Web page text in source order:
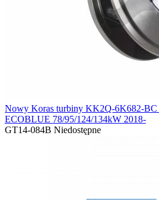
Nowy Koras turbiny KK2Q-6K682-
ECOBLUE 78/95/124/134kW 2018-
GT14-084B Niedostępne